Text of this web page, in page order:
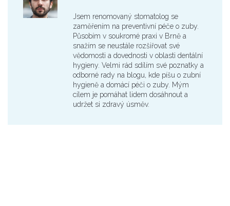
Jsem renomovaný stomatolog se
zaměřením na preventivní péče o zuby.
Působím v soukromé praxi v Brně a
snažím se neustále rozšiřovat své
vědomosti a dovednosti v oblasti dentální
hygieny. Velmi rád sdílím své poznatky a
odborné rady na blogu, kde píšu o zubní
hygieně a domácí péči o zuby. Mým
cílem je pomáhat lidem dosáhnout a
udržet si zdravý úsměv.